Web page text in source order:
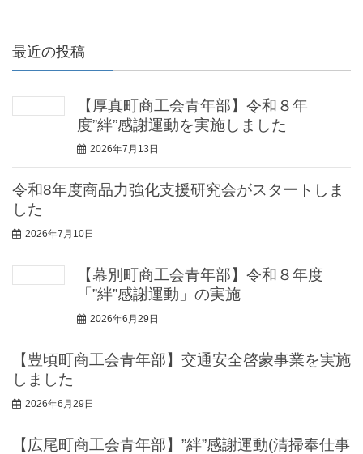
最近の投稿
【厚真町商工会青年部】令和８年
度”絆”感謝運動を実施しました
2026年7月13日
令和8年度商品力強化支援研究会がスタートしま
した
2026年7月10日
【幕別町商工会青年部】令和８年度
「”絆”感謝運動」の実施
2026年6月29日
【豊頃町商工会青年部】交通安全啓蒙事業を実施
しました
2026年6月29日
【広尾町商工会青年部】”絆”感謝運動(清掃奉仕事